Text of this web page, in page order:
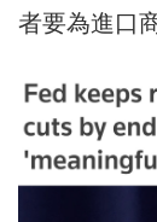
者要為進口